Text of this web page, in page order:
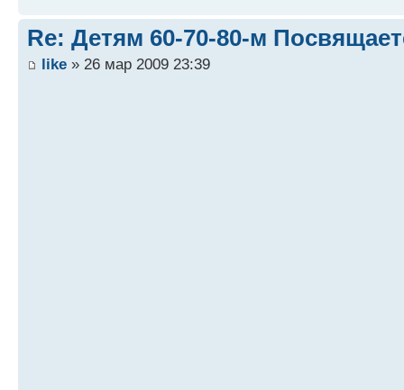
Re: Детям 60-70-80-м
like » 26 мар 2009 23:39